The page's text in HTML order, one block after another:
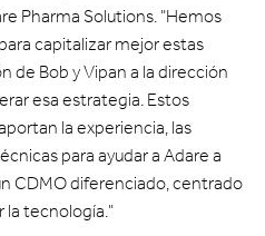
Pharma Solutions. "Hemos
capitalizar mejor estas
de Bob y Vipan a la dirección
esa estrategia. Estos
la experiencia, las
para ayudar a Adare a
CDMO diferenciado, centrado
la tecnología."